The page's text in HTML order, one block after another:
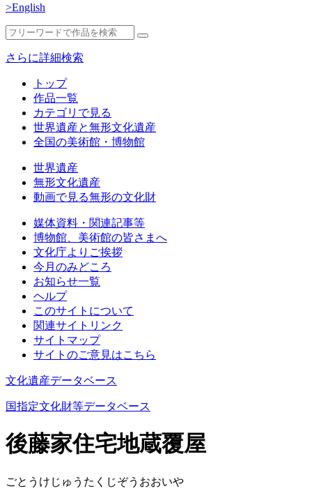
>English
さらに詳細検索
トップ
作品一覧
カテゴリで見る
世界遺産と無形文化遺産
全国の美術館・博物館
世界遺産
無形文化遺産
動画で見る無形の文化財
媒体資料・関連記事等
博物館、美術館の皆さまへ
文化庁よりご挨拶
今月のみどころ
お知らせ一覧
ヘルプ
このサイトについて
関連サイトリンク
サイトマップ
サイトのご意見はこちら
文化遺産データベース
国指定文化財等データベース
後藤家住宅地蔵覆屋
ごとうけじゅうたくじぞうおおいや